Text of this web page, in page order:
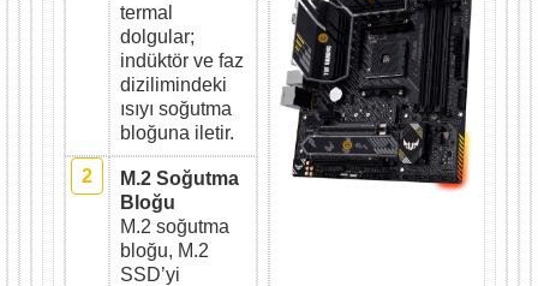
termal
dolgular;
indüktör ve faz
dizilimindeki
ısıyı soğutma
bloğuna iletir.
2
M.2 Soğutma
Bloğu
M.2 soğutma
bloğu, M.2
SSD’yi